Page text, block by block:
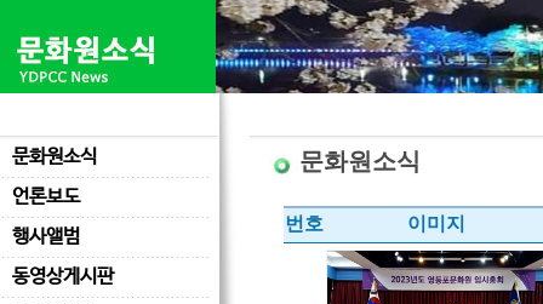
문화원소식
언론보도
행사앨범
동영상게시판
문화원소식
번호 이미지